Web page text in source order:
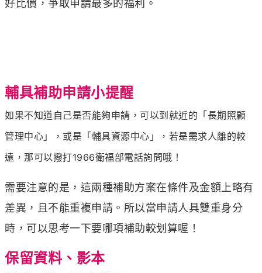
好比價，爭取申請最多的福利。
輔具補助申請小提醒
如果不知道自己是否能夠申請，可以到就近的「長期照顧
管理中心」，或是「輔具資源中心」，若是需求人離的較
遠，那可以撥打1966衛福部電話詢問哦！
需要注意的是，這兩種補助方案在條件及金額上略有
差異，且不能重複申請。所以當申請人具雙重身分
時，可以思考一下要哪項補助較划算喔！
保留資料、影本